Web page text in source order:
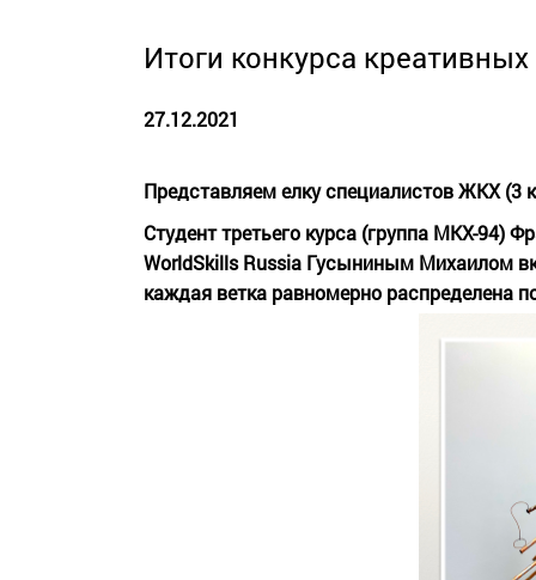
Итоги конкурса
27.12.2021
Представляем елку специалистов ЖКХ (3
Студент третьего курса (группа МКХ-94)
WorldSkills Russia Гусыниным Михаилом
каждая ветка равномерно распределена